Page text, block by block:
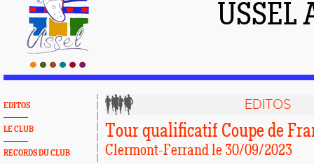
USSEL
EDITOS
LE CLUB
RECORDS DU CLUB
EDITOS
Tour qualificatif Coupe de
Clermont-Ferrand le 30/09/2023